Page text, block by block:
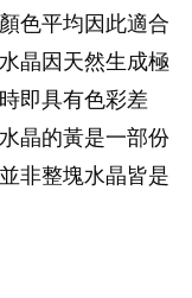
色平均因此適合
晶因天然生成極
即具有色彩差
晶的黃是一部份
非整塊水晶皆是